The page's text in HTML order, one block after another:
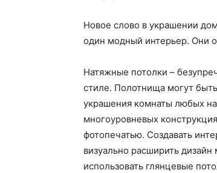
Новое слово в украшении
один модный интерьер. Они
Натяжные потолки –
стиле. Полотнища могут
украшения комнаты любых
многоуровневых
фотопечатью. Создавать
визуально расширить
использовать глянцевые